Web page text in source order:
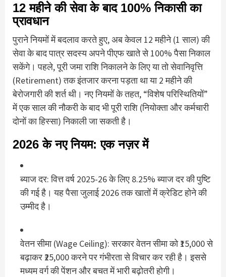
12 महीने की सेवा के बाद 100% निकासी का
प्रावधान
पुराने नियमों में बदलाव करते हुए, अब केवल 12 महीने (1 साल)की
सेवा के बाद पात्र सदस्य अपने पीएफ खाते से100% पैसानिकाल
सकेंगे। पहले, पूरी जमा राशि निकालने के लिए या तो सेवानिवृत्ति
(Retirement) तक इंतजार करना पड़ता था या 2 महीने की
बेरोजगारी की शर्त थी। नए नियमों के तहत, “विशेष परिस्थितियों”
में एक साल की नौकरी के बाद भी पूरी राशि (नियोक्ता और कर्मचारी
दोनों का हिस्सा) निकाली जा सकती है।
2026 के नए नियम: एक नज़र में
ब्याज दर:वित्त वर्ष 2025-26 के लिए 8.25% ब्याज दरकी पुष्टि
की गई है। यह पैसा जुलाई 2026 तक खातों में क्रेडिट होने की
उम्मीद है।
वेतन सीमा (Wage Ceiling):सरकार वेतन सीमा को₹15,000 से
बढ़ाकर ₹25,000करने पर गंभीरता से विचार कर रही है। इससे
मध्यम वर्ग की पेंशन और बचत में भारी बढ़ोतरी होगी।